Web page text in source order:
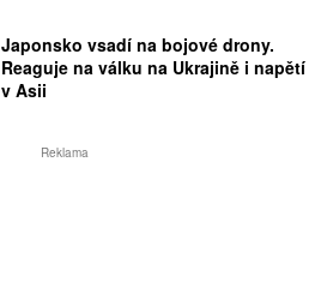
Japonsko vsadí na bojové drony.
Reaguje na válku na Ukrajině i napětí
v Asii
Reklama